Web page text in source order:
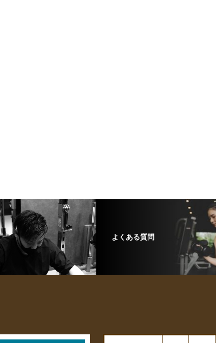
よくある質問